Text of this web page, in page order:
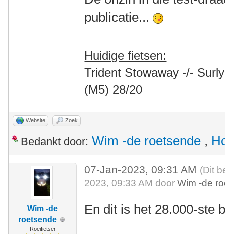
publicatie...
Huidige fietsen:
Trident Stowaway -/-
(M5) 28/20
Website Zoek
Bedankt door: Wim -de roetsende ,
Wim -de
roetsende
Roeifietser
07-Jan-2023, 09:31 AM (Dit
2023, 09:33 AM doorWim -de
En dit is het 28.000-ste